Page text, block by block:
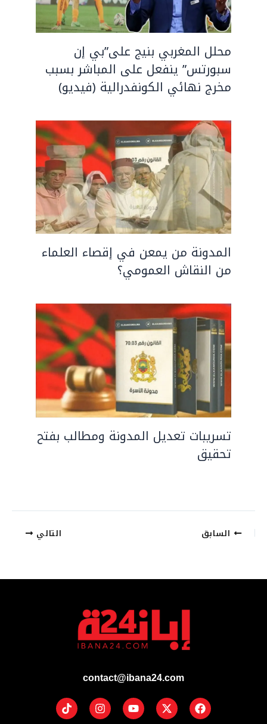
محلل المغربي بنيج على”بي إن
سبورتس” ينفعل على المباشر بسبب
مخرج نهائي الكونفدرالية (فيديو)
المدونة من يمعن في إقصاء العلماء
من النقاش العمومي؟
تسريبات تعديل المدونة ومطالب بفتح
تحقيق
السابق التالي
contact@ibana24.com
Facebook
X-
twitter
Youtube
Instagram
Tiktok